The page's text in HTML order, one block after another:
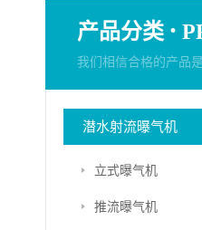
产品分类 ·
我们相信合格的产品
潜水射流曝气机
立式曝气机
推流曝气机